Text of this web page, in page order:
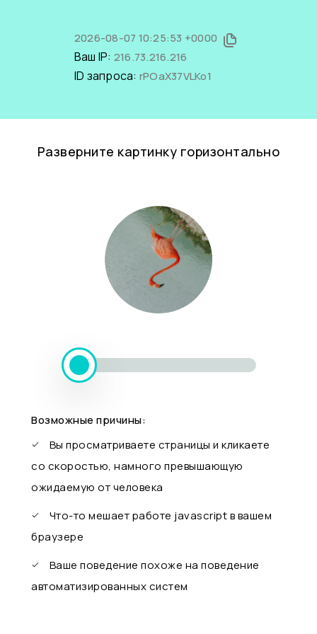
2026-08-07 10:25:53 +0000
Ваш IP: 216.73.216.216
ID запроса: rPOaX37VLKo1
Разверните картинку горизонтально
Возможные причины:
Вы просматриваете страницы и кликаете
со скоростью, намного превышающую
ожидаемую от человека
Что-то мешает работе javascript в вашем
браузере
Ваше поведение похоже на поведение
автоматизированных систем